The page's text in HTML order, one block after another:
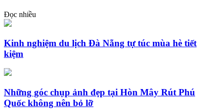
Đọc nhiều
Kinh nghiệm du lịch Đà Nẵng tự túc mùa hè tiết
kiệm
Những góc chụp ảnh đẹp tại Hòn Mây Rút Phú
Quốc không nên bỏ lỡ